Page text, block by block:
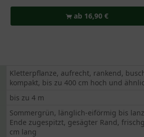
ab 16,90 €
Kletterpflanze, aufrecht, rankend,
kompakt, bis zu 400 cm hoch und
bis zu 4 m
Sommergrün, länglich-eiförmig bis
Ende zugespitzt, gesägter Rand,
cm lang